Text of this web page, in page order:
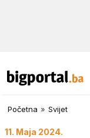
Početna » Svijet
11. Maja 2024.